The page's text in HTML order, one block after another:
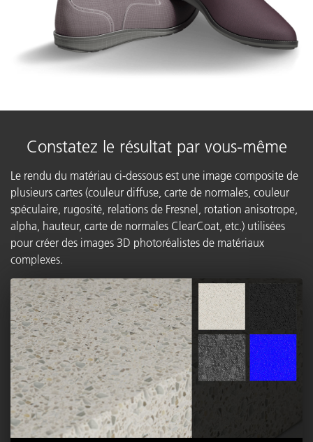
Constatez le résultat par vous-même
Le rendu du matériau ci-dessous est une image composite de
plusieurs cartes (couleur diffuse, carte de normales, couleur
spéculaire, rugosité, relations de Fresnel, rotation anisotrope,
alpha, hauteur, carte de normales ClearCoat, etc.) utilisées
pour créer des images 3D photoréalistes de matériaux
complexes.